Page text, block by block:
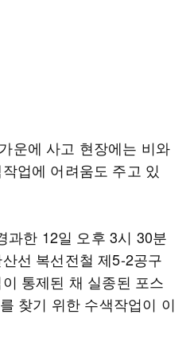
운에 사고 현장에는 비와
업에 어려움도 주고 있
과한 12일 오후 3시 30분
선 복선전철 제5-2공구
통제된 채 실종된 포스
찾기 위한 수색작업이 이